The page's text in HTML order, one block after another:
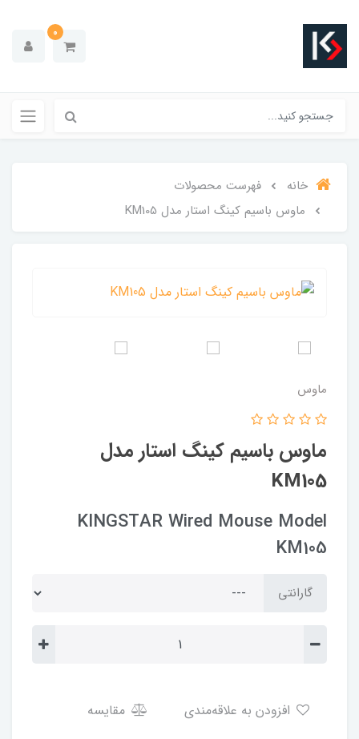
0
خانه
فهرست محصولات
ماوس باسیم کینگ استار مدل KM105
ماوس
ماوس باسیم کینگ استار مدل
KM105
KINGSTAR Wired Mouse Model
KM105
گارانتی
مقایسه